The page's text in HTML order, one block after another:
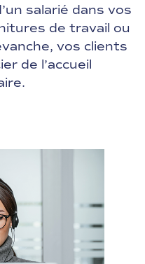
salarié dans vos
de travail ou
vos clients
de l’accueil